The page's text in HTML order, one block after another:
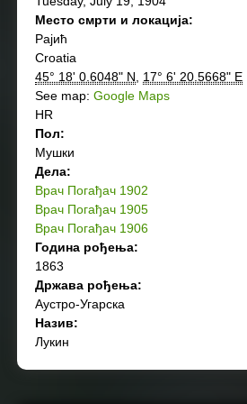
Место смрти и локација:
Рајић
Croatia
45° 18' 0.6048" N
17° 6' 20.5668" E
See map: Google Maps
HR
Пол:
Мушки
Дела:
Врач Погађач 1902
Врач Погађач 1905
Врач Погађач 1906
Година рођења:
1863
Држава рођења:
Аустро-Угарска
Назив:
Лукин